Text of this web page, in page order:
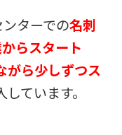
ターでの名刺
らスタート
がら少しずつス
ています。